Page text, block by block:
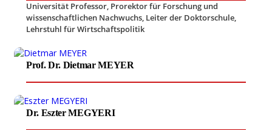
Universität Professor, Prorektor für Forschung und
wissenschaftlichen Nachwuchs, Leiter der Doktorschule,
Lehrstuhl für Wirtschaftspolitik
Prof. Dr. Dietmar MEYER
Dr. Eszter MEGYERI